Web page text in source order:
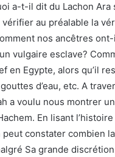
a-t-il dit du Lachon Ara
au préalable la
nos ancêtres
vulgaire esclave?
en Egypte, alors qu’il
d’eau, etc. A
a voulu nous montrer
En lisant
constater combien
Sa grande